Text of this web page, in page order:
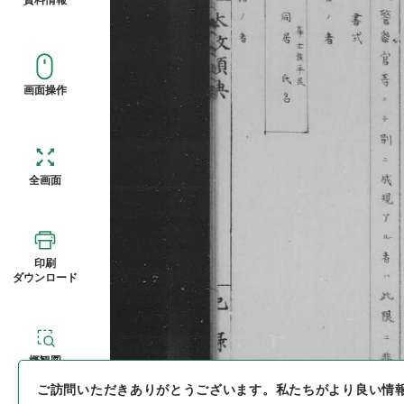
画面操作
全画面
印刷
ダウンロード
概観図
ご訪問いただきありがとうございます。 私たちがより良い情